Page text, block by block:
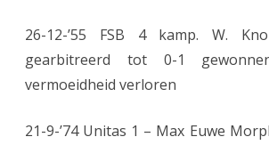
26-12-’55 FSB 4 kamp. W.
gearbitreerd tot 0-1
vermoeidheid verloren
21-9-’74 Unitas 1 – Max Euwe